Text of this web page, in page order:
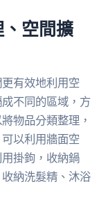
空間擴
有效地利用空
不同的區域，方
物品分類整理，
以利用牆面空
掛鉤，收納鍋
納洗髮精、沐浴